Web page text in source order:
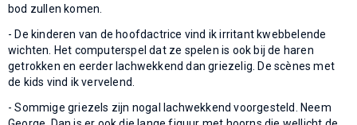
bod zullen komen.
- De kinderen van de hoofdactrice vind ik irritant kwebbelende
wichten. Het computerspel dat ze spelen is ook bij de haren
getrokken en eerder lachwekkend dan griezelig. De scènes met
de kids vind ik vervelend.
- Sommige griezels zijn nogal lachwekkend voorgesteld. Neem